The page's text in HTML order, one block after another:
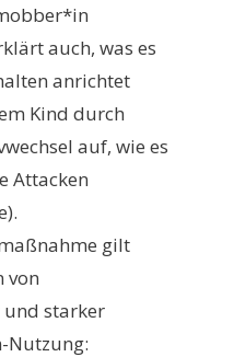
auch, was es
anrichtet
Kind durch
auf, wie es
Attacken
gilt
von
und starker
Nutzung: